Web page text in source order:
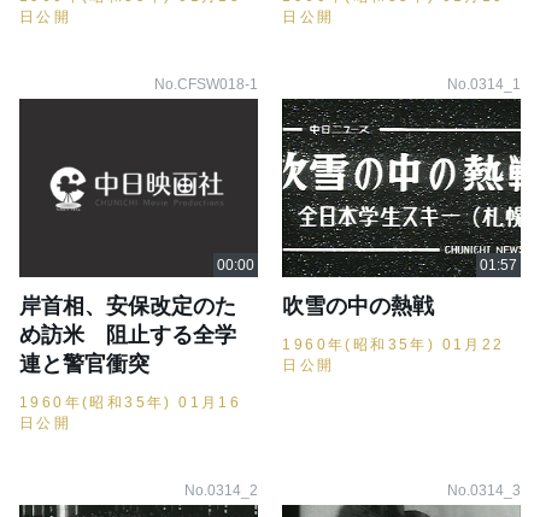
日公開
日公開
No.CFSW018-1
岸首相、安保改定のた
め訪米 阻止する全学
連と警官衝突
1960年(昭和35年) 01月16
日公開
No.0314_1
吹雪の中の熱戦
1960年(昭和35年) 01月22
日公開
No.0314_2 No.0314_3